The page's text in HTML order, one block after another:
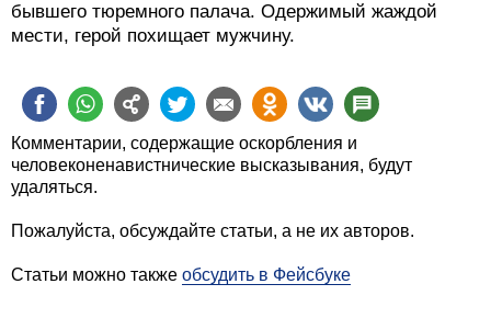
бывшего тюремного палача. Одержимый жаждой
мести, герой похищает мужчину.
Комментарии, содержащие оскорбления и
человеконенавистнические высказывания, будут
удаляться.
Пожалуйста, обсуждайте статьи, а не их авторов.
Статьи можно также обсудить в Фейсбуке